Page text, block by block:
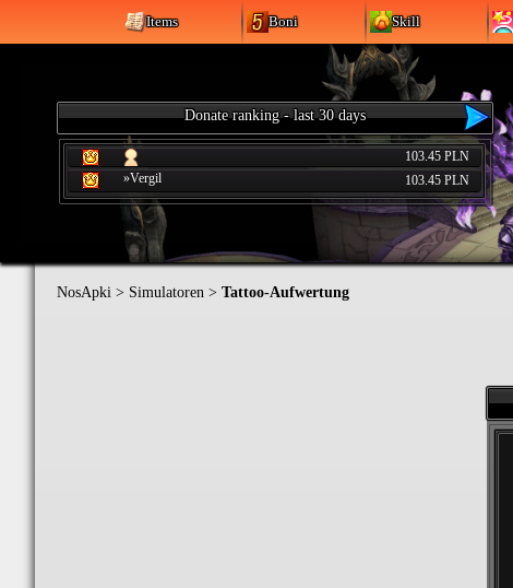
Items Boni Skill
Donate ranking - last 30 days
103.45 PLN
»Vergil
103.45 PLN
NosApki > Simulatoren > Tattoo-Aufwertung